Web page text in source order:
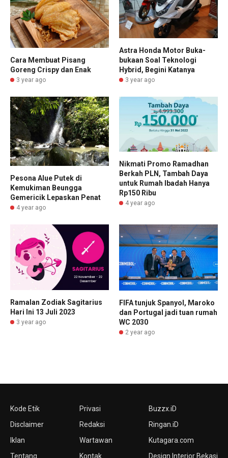
Cara Membuat Pisang
Goreng Crispy dan Enak
3 year ago
Astra Honda Motor Buka-
bukaan Soal Teknologi
Hybrid, Begini Katanya
3 year ago
Pesona Alue Putek di
Kemukiman Beungga
Gemericik Lepaskan Penat
4 year ago
Nikmati Promo Ramadhan
Berkah PLN, Tambah Daya
untuk Rumah Ibadah Hanya
Rp150 Ribu
4 year ago
Ramalan Zodiak Sagitarius
Hari Ini 13 Juli 2023
3 year ago
FIFA tunjuk Spanyol, Maroko
dan Portugal jadi tuan rumah
WC 2030
2 year ago
Kode Etik
Disclaimer
Iklan
Tentang
Privasi
Redaksi
Wartawan
Kontak
Buzzx.iD
Ringan.iD
Kutagara.com
Design Interior Bekasi